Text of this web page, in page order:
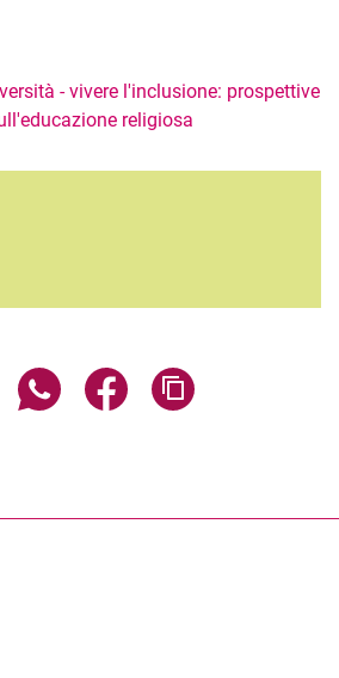
- vivere l'inclusione: prospettive
religiosa
Share page via email
Share page via WhatsApp
Share page via